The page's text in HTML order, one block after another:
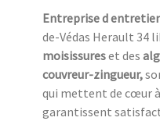
Entreprise d
de-Védas Herault 34
moisissureset des
couvreur-zingueur,
qui mettent de cœur à
garantissent